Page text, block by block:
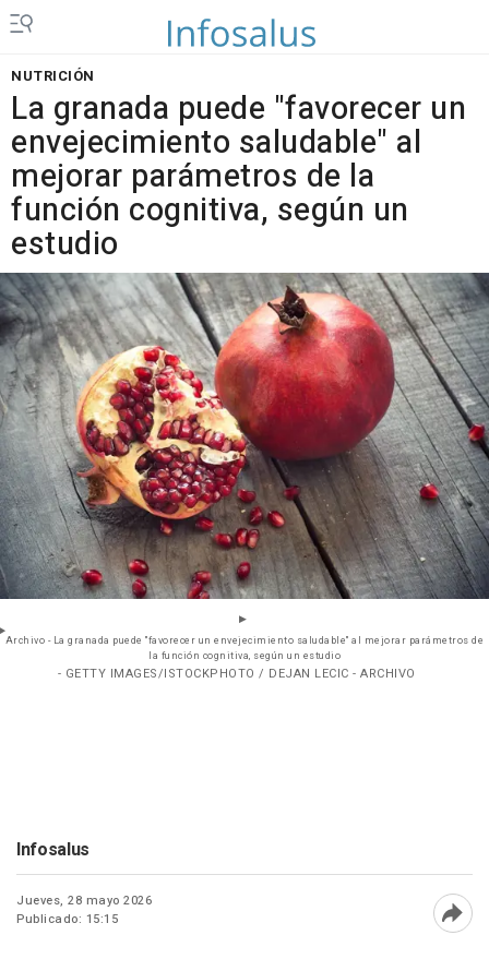
NUTRICIÓN
La granada puede "favorecer un
envejecimiento saludable" al
mejorar parámetros de la
función cognitiva, según un
estudio
Archivo - La granada puede "favorecer un envejecimiento saludable" al mejorar parámetros de
la función cognitiva, según un estudio
- GETTY IMAGES/ISTOCKPHOTO / DEJAN LECIC - ARCHIVO
Infosalus
Jueves, 28 mayo 2026
Publicado: 15:15